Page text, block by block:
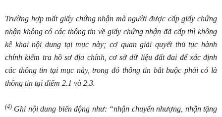
Trường hợp mất giấy chứng nhận mà người được cấp giấy chứng
nhận không có các thông tin về giấy chứng nhận đãcấp thì không
kê khai nội dung tại mục này; cơ quan giải quyết thủtục hành
chính kiểm tra hồsơđịa chính, cơ sở dữ liệu đất đai đểxác định
các thông tin tại mục này, trong đó thôngtin bắt buộc phải có là
thông tin tại điểm 2.1 và 2.3.
(4) Ghi nội dung biếnđộng như: “nhận chuyển nhượng, nhận tặng